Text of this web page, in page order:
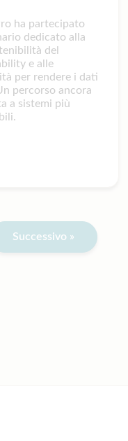
ha partecipato
dedicato alla
del
e alle
per rendere i dati
percorso ancora
a sistemi più
Successivo »